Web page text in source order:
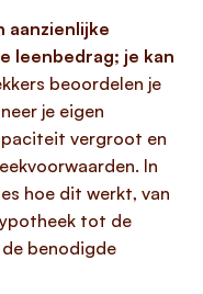
aanzienlijke
leenbedrag; je kan
beoordelen je
je eigen
vergroot en
In
hoe dit werkt, van
tot de
benodigde